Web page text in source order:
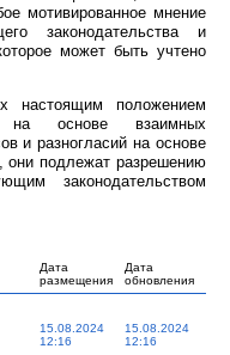
мотивированное мнение
законодательства и
может быть учтено
настоящим положением
на основе взаимных
и разногласий на основе
они подлежат разрешению
законодательством
Дата
размещения
Дата
обновления
15.08.2024
12:16
15.08.2024
12:16